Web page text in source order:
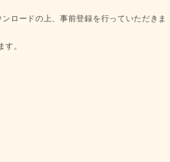
ロードの上、事前登録を行っていただきま
。